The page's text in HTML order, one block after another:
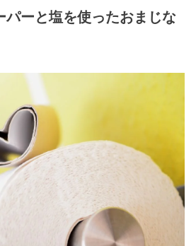
パーと塩を使ったおまじな